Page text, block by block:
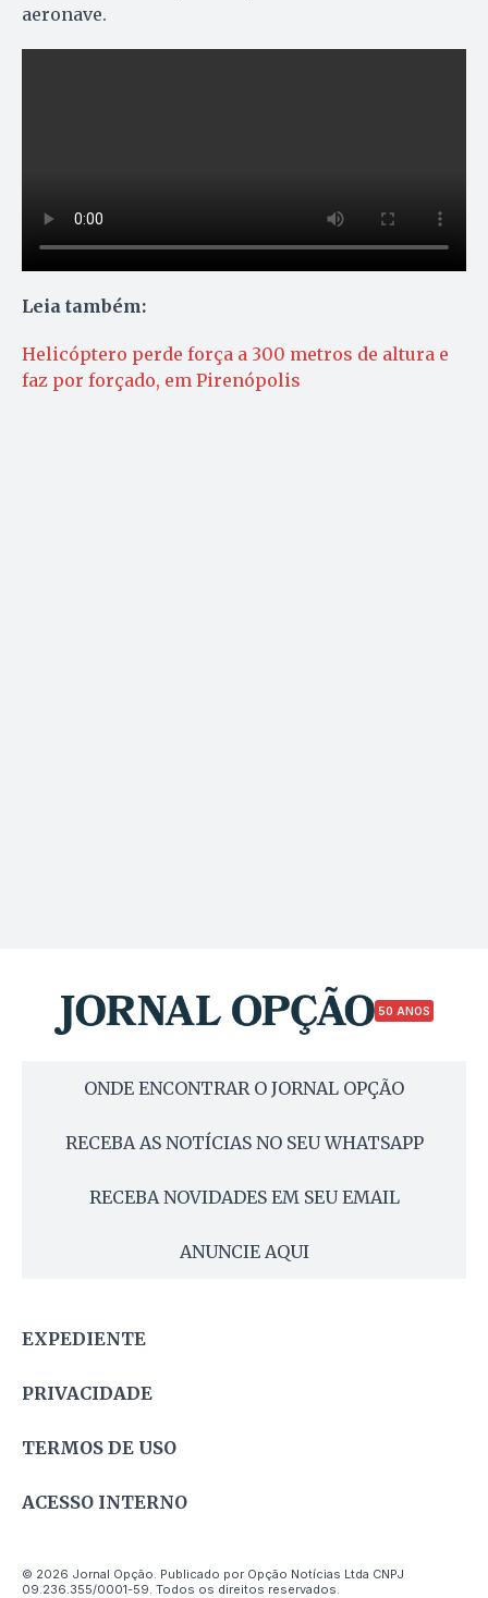
aeronave.
Leia também:
Helicóptero perde força a 300 metros de altura e
faz por forçado, em Pirenópolis
50 ANOS
ONDE ENCONTRAR O JORNAL OPÇÃO
RECEBA AS NOTÍCIAS NO SEU WHATSAPP
RECEBA NOVIDADES EM SEU EMAIL
ANUNCIE AQUI
EXPEDIENTE
PRIVACIDADE
TERMOS DE USO
ACESSO INTERNO
© 2026 Jornal Opção. Publicado por Opção Notícias Ltda CNPJ
09.236.355/0001-59. Todos os direitos reservados.